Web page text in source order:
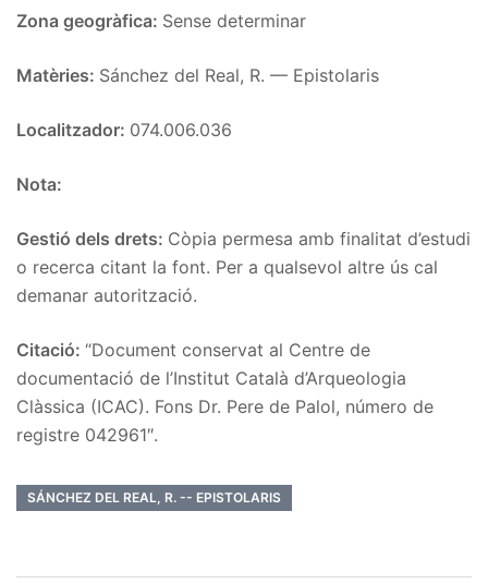
Zona geogràfica: Sense determinar
Matèries: Sánchez del Real, R. — Epistolaris
Localitzador: 074.006.036
Nota:
Gestió dels drets: Còpia permesa amb finalitat d’estudi
o recerca citant la font. Per a qualsevol altre ús cal
demanar autorització.
Citació: “Document conservat al Centre de
documentació de l’Institut Català d’Arqueologia
Clàssica (ICAC). Fons Dr. Pere de Palol, número de
registre 042961″.
SÁNCHEZ DEL REAL, R. -- EPISTOLARIS